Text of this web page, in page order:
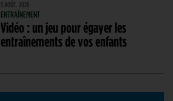
5 AOÛT. 2026
ENTRAÎNEMENT
Vidéo : un jeu pour égayer les
entraînements de vos enfants